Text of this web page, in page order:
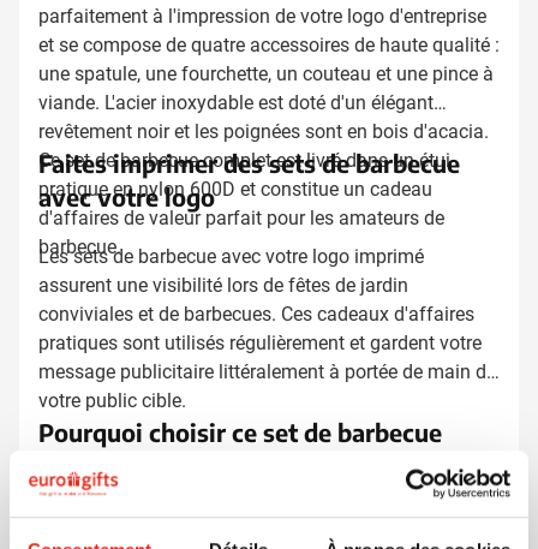
parfaitement à l'impression de votre logo d'entreprise
et se compose de quatre accessoires de haute qualité :
une spatule, une fourchette, un couteau et une pince à
viande. L'acier inoxydable est doté d'un élégant
revêtement noir et les poignées sont en bois d'acacia.
Ce set de barbecue complet est livré dans un étui
pratique en nylon 600D et constitue un cadeau
d'affaires de valeur parfait pour les amateurs de
barbecue.
Faites imprimer des sets de barbecue
avec votre logo
Les sets de barbecue avec votre logo imprimé
assurent une visibilité lors de fêtes de jardin
conviviales et de barbecues. Ces cadeaux d'affaires
pratiques sont utilisés régulièrement et gardent votre
message publicitaire littéralement à portée de main de
votre public cible.
Pourquoi choisir ce set de barbecue
Les quatre accessoires de barbecue essentiels sont
fabriqués en acier inoxydable avec un revêtement noir